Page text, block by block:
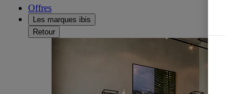
Offres
Les marques ibis
Retour